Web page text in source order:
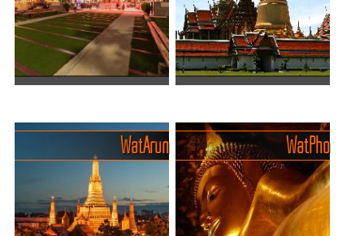
der Welt! Hier riecht es nach
Streetfood, Gewürzen und
Kultur und modernen
Lebens. Entlang dieses
majestätischen Flusses
reihen ...
Kulturliebhaber
Lhong 1919 in Bangkok ist
ein echtes Stück
Geschichte mit viel Flair.
Ursprünglich war das
Gelände im 19. Jahrhundert
Der Königspalast und der
Wat Phra Kaeo sind das
strahlende Herz Bangkoks –
ein Ort, an dem Geschichte,
Religion und pure Pracht
miteinander verschmelz...
Wat Arun Wat Pho